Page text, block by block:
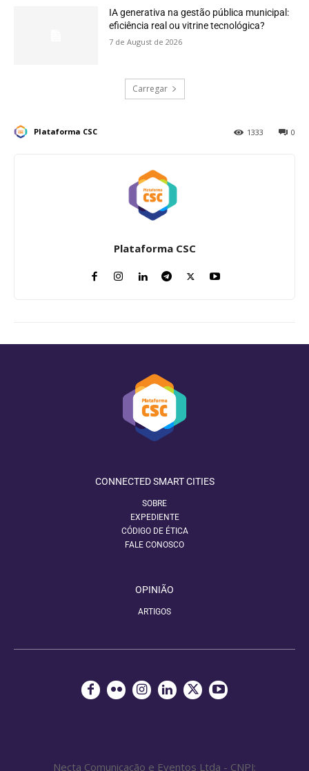
IA generativa na gestão pública municipal:
eficiência real ou vitrine tecnológica?
7 de August de 2026
Carregar
Plataforma CSC 0
1333
Plataforma CSC
CONNECTED SMART CITIES
SOBRE
EXPEDIENTE
CÓDIGO DE ÉTICA
FALE CONOSCO
OPINIÃO
ARTIGOS
Necta Comunicação e Eventos Ltda - CNPJ: